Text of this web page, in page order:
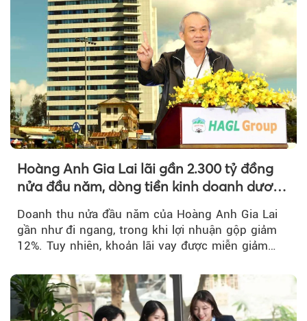
Hoàng Anh Gia Lai lãi gần 2.300 tỷ đồng
nửa đầu năm, dòng tiền kinh doanh dương
Doanh thu nửa đầu năm của Hoàng Anh Gia Lai
gần như đi ngang, trong khi lợi nhuận gộp giảm
12%. Tuy nhiên, khoản lãi vay được miễn giảm